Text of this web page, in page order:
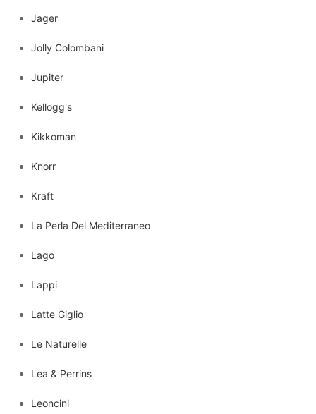
Jager
Jolly Colombani
Jupiter
Kellogg's
Kikkoman
Knorr
Kraft
La Perla Del Mediterraneo
Lago
Lappi
Latte Giglio
Le Naturelle
Lea & Perrins
Leoncini